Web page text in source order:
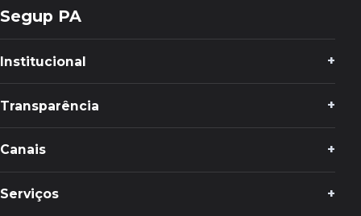
Segup PA
Institucional
Transparência
Canais
Serviços